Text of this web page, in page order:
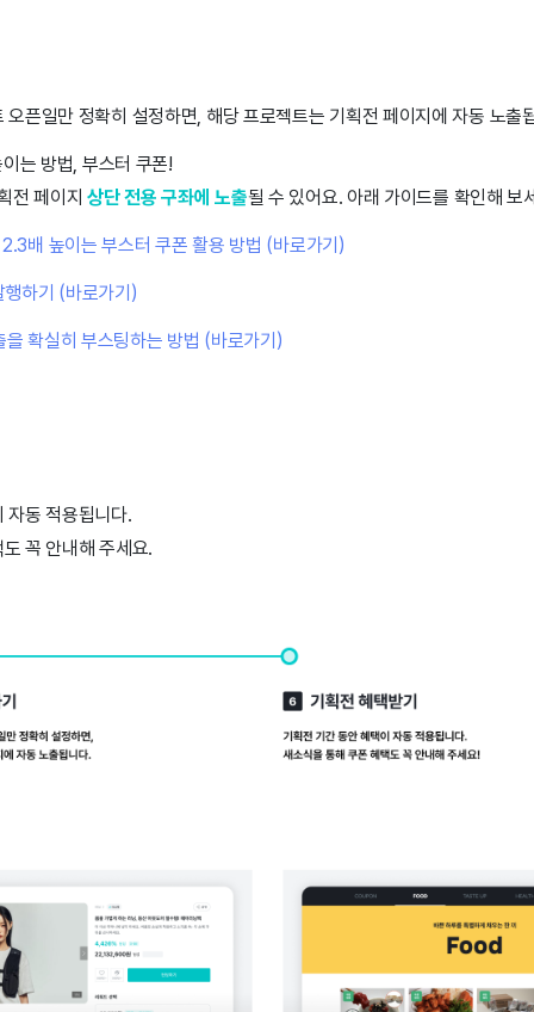
오픈일만 정확히 설정하면, 해당 프로젝트는 기획전 페이지에 자동 노출
는 방법, 부스터 쿠폰!
전 페이지상단 전용 구좌에 노출될 수 있어요. 아래 가이드를 확인해 보
배 높이는 부스터 쿠폰 활용 방법 (바로가기)
하기 (바로가기)
확실히 부스팅하는 방법 (바로가기)
자동 적용됩니다.
꼭 안내해 주세요.